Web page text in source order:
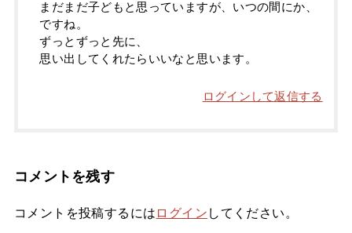
まだまだ子どもと思っていますが、いつの間にか、
ですね。
ずっとずっと先に、
思い出してくれたらいいなと思います。
ログインして返信する
コメントを残す
コメントを投稿するには ログイン してください。